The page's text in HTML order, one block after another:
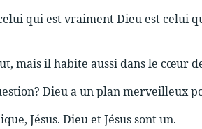
qui est vraiment Dieu est
mais il habite aussi dans le cœur
Dieu a un plan merveilleux
Jésus. Dieu et Jésus sont un.